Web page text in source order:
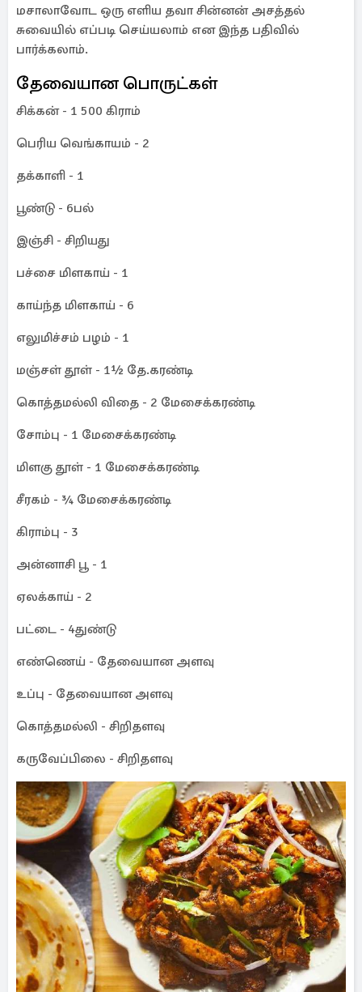
மசாலாவோட ஒரு எளிய தவா சின்னன் அசத்தல்
சுவையில் எப்படி செய்யலாம் என இந்த பதிவில்
பார்க்கலாம்.
தேவையான பொருட்கள்
சிக்கன் - 1 500 கிராம்
பெரிய வெங்காயம் - 2
தக்காளி - 1
பூண்டு - 6பல்
இஞ்சி - சிறியது
பச்சை மிளகாய் - 1
காய்ந்த மிளகாய் - 6
எலுமிச்சம் பழம் - 1
மஞ்சள் தூள் - 1½ தே.கரண்டி
கொத்தமல்லி விதை - 2 மேசைக்கரண்டி
சோம்பு - 1 மேசைக்கரண்டி
மிளகு தூள் - 1 மேசைக்கரண்டி
சீரகம் - ¾ மேசைக்கரண்டி
கிராம்பு - 3
அன்னாசி பூ - 1
ஏலக்காய் - 2
பட்டை - 4துண்டு
எண்ணெய் - தேவையான அளவு
உப்பு - தேவையான அளவு
கொத்தமல்லி - சிறிதளவு
கருவேப்பிலை - சிறிதளவு